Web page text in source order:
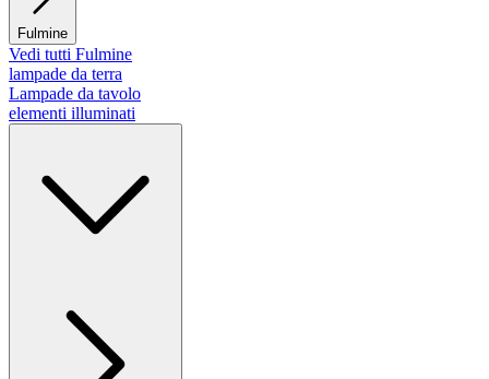
Fulmine
Vedi tutti Fulmine
lampade da terra
Lampade da tavolo
elementi illuminati